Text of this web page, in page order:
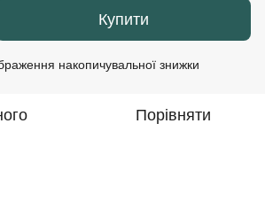
Купити
накопичувальної знижки
Порівняти